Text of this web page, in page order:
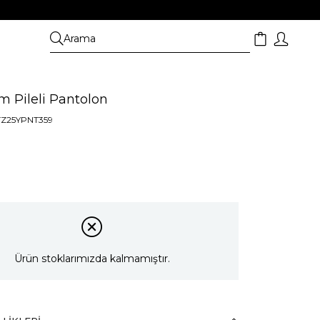
Pileli Pantolon
Ürün stoklarımızda kalmamıştır.